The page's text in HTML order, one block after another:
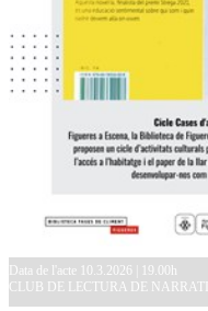
Data de l'acte 10.3.2026 | 19.00h
CLUB DE LECTURA DE